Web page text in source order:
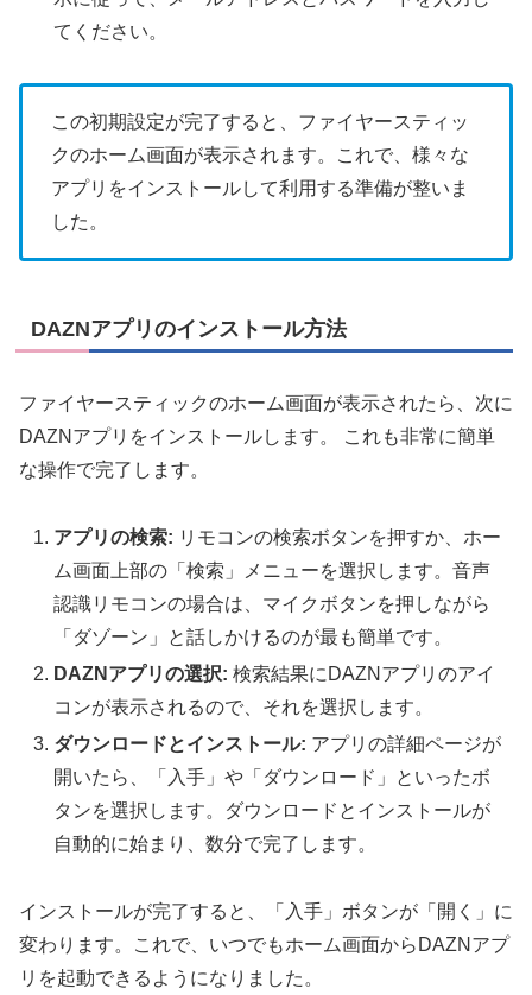
てください。
この初期設定が完了すると、ファイヤースティッ
クのホーム画面が表示されます。これで、様々な
アプリをインストールして利用する準備が整いま
した。
DAZNアプリのインストール方法
ファイヤースティックのホーム画面が表示されたら、次に
DAZNアプリをインストールします。 これも非常に簡単
な操作で完了します。
アプリの検索: リモコンの検索ボタンを押すか、ホー
ム画面上部の「検索」メニューを選択します。音声
認識リモコンの場合は、マイクボタンを押しながら
「ダゾーン」と話しかけるのが最も簡単です。
DAZNアプリの選択: 検索結果にDAZNアプリのアイ
コンが表示されるので、それを選択します。
ダウンロードとインストール: アプリの詳細ページが
開いたら、「入手」や「ダウンロード」といったボ
タンを選択します。ダウンロードとインストールが
自動的に始まり、数分で完了します。
インストールが完了すると、「入手」ボタンが「開く」に
変わります。これで、いつでもホーム画面からDAZNアプ
リを起動できるようになりました。